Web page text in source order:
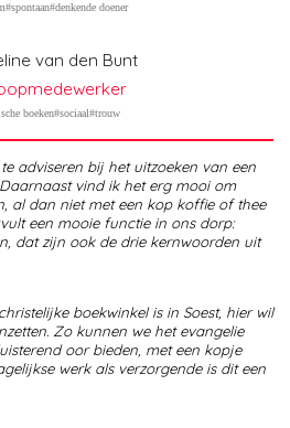
doener
van den Bunt
boeken#sociaal#trouw
adviseren bij het uitzoeken van een
vind ik het erg mooi om
al dan niet met een kop koffie of thee
een mooie functie in ons dorp:
dat zijn ook de drie kernwoorden uit
boekwinkel is in Soest, hier wil
Zo kunnen we het evangelie
oor bieden, met een kopje
werk als verzorgende is dit een